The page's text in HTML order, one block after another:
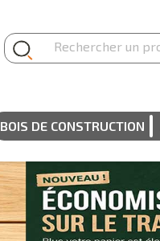
BOIS DE CONSTRUCTION